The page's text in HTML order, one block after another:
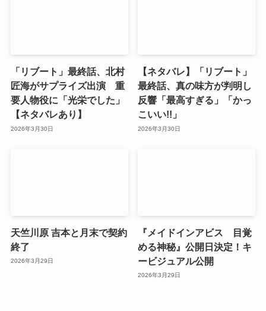
「リブート」最終話、北村
匠海がサプライズ出演 重
要人物役に「光栄でした」
【ネタバレあり】
2026年3月30日
【ネタバレ】「リブート」
最終話、真の味方が判明し
反響「最高すぎる」「かっ
こいい!!」
2026年3月30日
天竺川原 吉本と月末で契約
終了
2026年3月29日
『メイドインアビス 目覚
める神秘』公開日決定！キ
ービジュアル公開
2026年3月29日